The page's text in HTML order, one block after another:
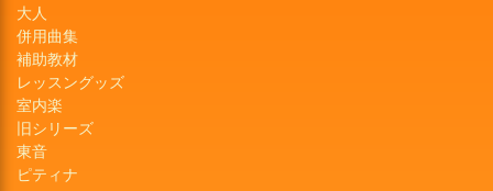
大人
併用曲集
補助教材
レッスングッズ
室内楽
旧シリーズ
東音
ピティナ